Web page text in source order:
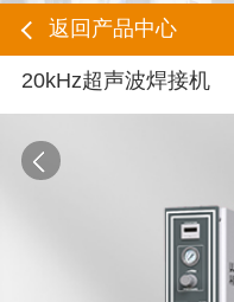
返回产品中心
20kHz超声波焊接机